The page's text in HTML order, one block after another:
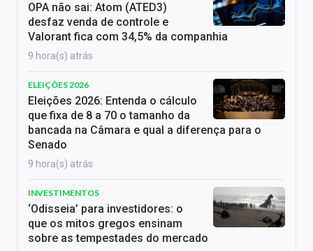
OPA não sai: Atom (ATED3)
desfaz venda de controle e
Valorant fica com 34,5% da companhia
9 hora(s) atrás
ELEIÇÕES 2026
Eleições 2026: Entenda o cálculo
que fixa de 8 a 70 o tamanho da
bancada na Câmara e qual a diferença para o
Senado
9 hora(s) atrás
INVESTIMENTOS
‘Odisseia’ para investidores: o
que os mitos gregos ensinam
sobre as tempestades do mercado